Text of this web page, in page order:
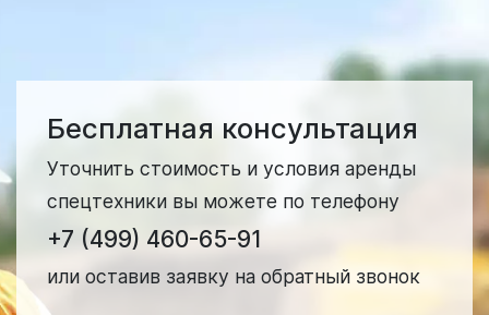
Бесплатная консультация
Уточнить стоимость и условия аренды
спецтехники вы можете по телефону
+7 (499) 460-65-91
или оставив заявку на обратный звонок